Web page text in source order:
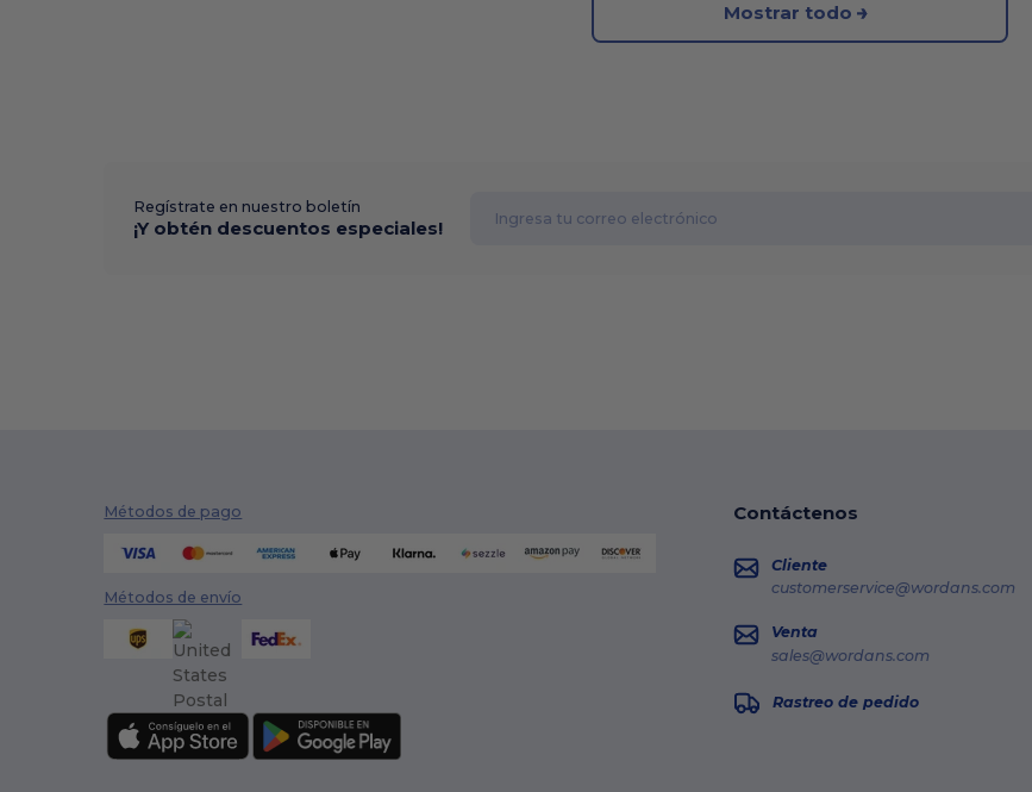
Mostrar todo
Regístrate en nuestro boletín
¡Y obtén descuentos especiales!
Métodos de pago
Métodos de envío
Contáctenos
Cliente
customerservice@wordans.com
Venta
sales@wordans.com
Rastreo de pedido